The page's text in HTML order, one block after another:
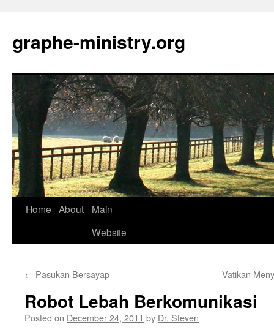
content
graphe-ministry.org
Home About
Main
Website
← Pasukan Bersayap Vatikan
Robot Lebah Berkomunikasi
Posted on December 24, 2011 by Dr. Steven